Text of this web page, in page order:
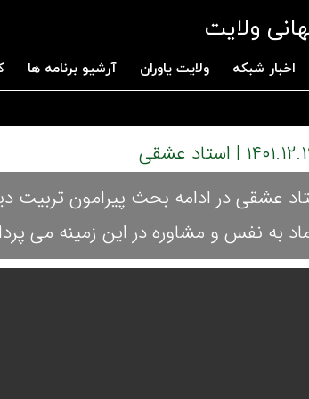
ولایت
اخبار شبکه ولایت یاوران آرشیو برنامه ها
عشقی در ادامه بحث پیرامون تربیت
به نفس و مشاوره در این زمینه می